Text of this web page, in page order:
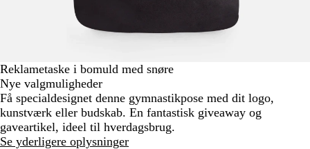
Reklametaske i bomuld med snøre
Nye valgmuligheder
Få specialdesignet denne gymnastikpose med dit logo,
kunstværk eller budskab. En fantastisk giveaway og
gaveartikel, ideel til hverdagsbrug.
Se yderligere oplysninger